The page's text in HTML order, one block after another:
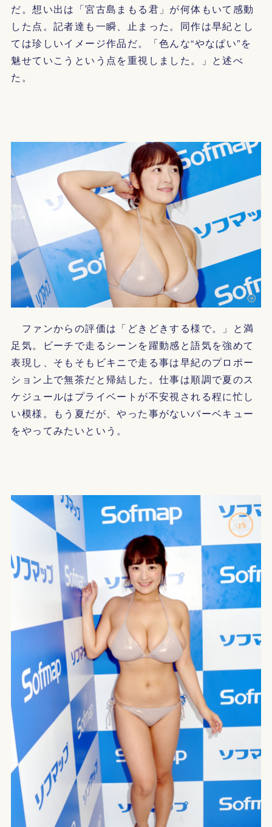
だ。想い出は「宮古島まもる君」が何体もいて感動
した点。記者達も一瞬、止まった。同作は早紀とし
ては珍しいイメージ作品だ。「色んな“やなぱい”を
魅せていこうという点を重視しました。」と述べ
た。
ファンからの評価は「どきどきする様で。」と満
足気。ビーチで走るシーンを躍動感と語気を強めて
表現し、そもそもビキニで走る事は早紀のプロポー
ション上で無茶だと帰結した。仕事は順調で夏のス
ケジュールはプライベートが不安視される程に忙し
い模様。もう夏だが、やった事がないバーベキュー
をやってみたいという。